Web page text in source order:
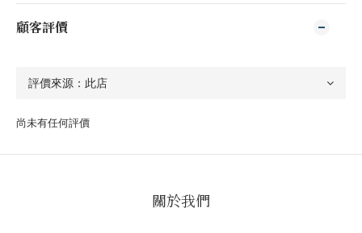
顧客評價
尚未有任何評價
關於我們